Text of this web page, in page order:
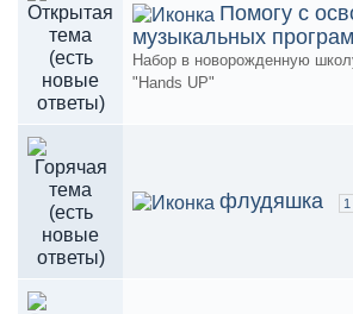
Помогу с
музыкальных
Набор в новорожденную
"Hands UP"
флудяшка 1